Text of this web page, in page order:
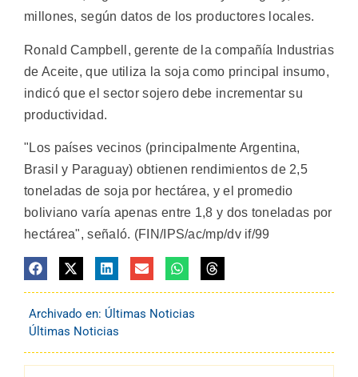
millones, según datos de los productores locales.
Ronald Campbell, gerente de la compañía Industrias
de Aceite, que utiliza la soja como principal insumo,
indicó que el sector sojero debe incrementar su
productividad.
"Los países vecinos (principalmente Argentina,
Brasil y Paraguay) obtienen rendimientos de 2,5
toneladas de soja por hectárea, y el promedio
boliviano varía apenas entre 1,8 y dos toneladas por
hectárea", señaló. (FIN/IPS/ac/mp/dv if/99
Archivado en: Últimas Noticias
Últimas Noticias